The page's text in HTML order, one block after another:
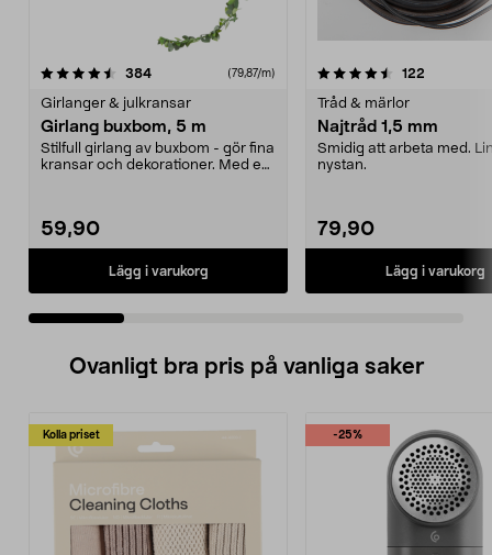
384recensioner (79,87/m)
Girlanger & julkransar
Girlang buxbom, 5 m
Stilfull girlang av buxbom - gör fina
kransar och dekorationer. Med en
59,90
Lägg i varukorg
4.5 av 5 stjärnor 122
Tråd & märlor
Najtråd 1,5 mm
Smidig att arbeta med.
nystan.
79,90
Lägg i varukorg
4.5 av 5 stjärnor
Ovanligt bra pris på vanliga saker
Kolla priset -25%